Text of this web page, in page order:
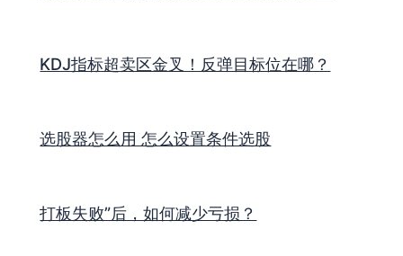
KDJ指标超卖区金叉！反弹目标位在哪？
选股器怎么用 怎么设置条件选股
打板失败”后，如何减少亏损？